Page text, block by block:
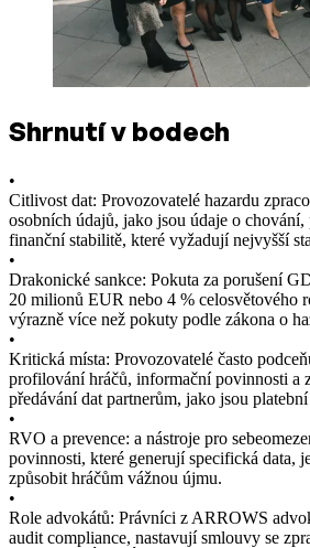
Shrnutí v bodech
•
Citlivost dat: Provozovatelé hazardu
osobních údajů, jako jsou údaje o
finanční stabilitě, které vyžadují nejvyšší
•
Drakonické sankce: Pokuta za porušení
20 milionů EUR nebo 4 % celosvětového
výrazně více než pokuty podle zákona o
•
Kritická místa: Provozovatelé často
profilování hráčů, informační povinnosti a
předávání dat partnerům, jako jsou
•
RVO a prevence: a nástroje pro
povinnosti, které generují specifická data,
způsobit hráčům vážnou újmu.
•
Role advokátů: Právníci z ARROWS
audit compliance, nastavují smlouvy se